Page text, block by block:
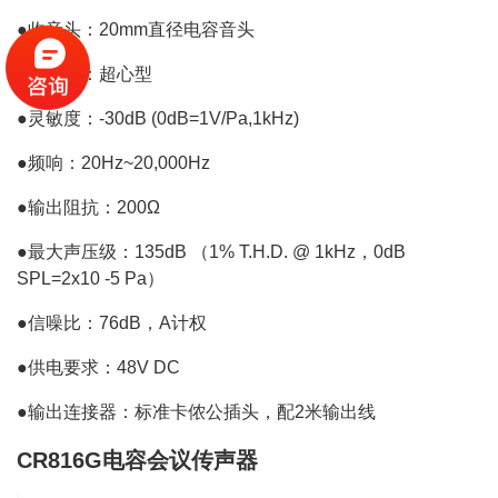
●收音头：20mm直径电容音头
●指向性：超心型
●灵敏度：-30dB (0dB=1V/Pa,1kHz)
●频响：20Hz~20,000Hz
●输出阻抗：200Ω
●最大声压级：135dB （1% T.H.D. @ 1kHz，0dB
SPL=2x10 -5 Pa）
●信噪比：76dB，A计权
●供电要求：48V DC
●输出连接器：标准卡侬公插头，配2米输出线
CR816G电容会议传声器